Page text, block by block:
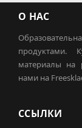
О НАС
продуктами.
материалы на
нами на
ССЫЛКИ